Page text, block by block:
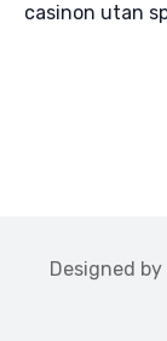
casinon utan
Designed